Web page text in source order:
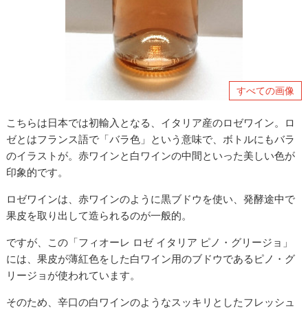
すべての画像
こちらは日本では初輸入となる、イタリア産のロゼワイン。ロ
ゼとはフランス語で「バラ色」という意味で、ボトルにもバラ
のイラストが。赤ワインと白ワインの中間といった美しい色が
印象的です。
ロゼワインは、赤ワインのように黒ブドウを使い、発酵途中で
果皮を取り出して造られるのが一般的。
ですが、この「フィオーレ ロゼ イタリア ピノ・グリージョ」
には、果皮が薄紅色をした白ワイン用のブドウであるピノ・グ
リージョが使われています。
そのため、辛口の白ワインのようなスッキリとしたフレッシュ